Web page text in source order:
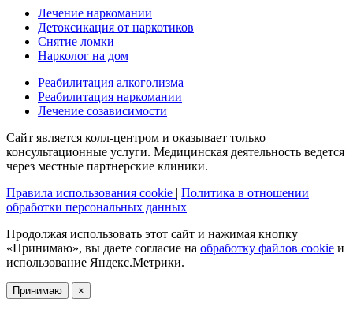
Лечение наркомании
Детоксикация от наркотиков
Снятие ломки
Нарколог на дом
Реабилитация алкоголизма
Реабилитация наркомании
Лечение созависимости
Сайт является колл-центром и оказывает только
консультационные услуги. Медицинская деятельность ведется
через местные партнерские клиники.
Правила использования cookie | Политика в отношении
обработки персональных данных
Продолжая использовать этот сайт и нажимая кнопку
«Принимаю», вы даете согласие на обработку файлов cookie и
использование Яндекс.Метрики.
Принимаю ×